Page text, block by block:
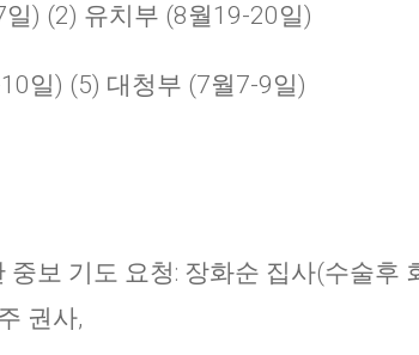
) (2) 유치부 (8월19-20일)
일) (5) 대청부 (7월7-9일)
중보 기도 요청: 장화순 집사(수술후
권사,